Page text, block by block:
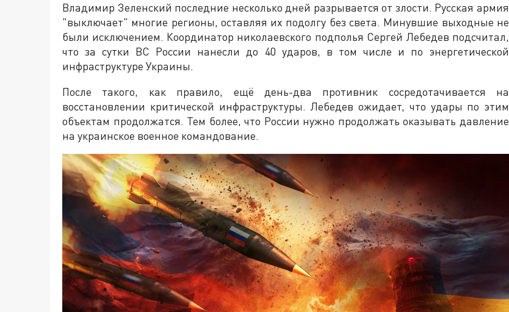
Владимир Зеленский последние несколько дней разрывается от злости. Русская армия
"выключает" многие регионы, оставляя их подолгу без света. Минувшие выходные не
были исключением. Координатор николаевского подполья Сергей Лебедев подсчитал,
что за сутки ВС России нанесли до 40 ударов, в том числе и по энергетической
инфраструктуре Украины.
После такого, как правило, ещё день-два противник сосредотачивается на
восстановлении критической инфраструктуры. Лебедев ожидает, что удары по этим
объектам продолжатся. Тем более, что России нужно продолжать оказывать давление
на украинское военное командование.